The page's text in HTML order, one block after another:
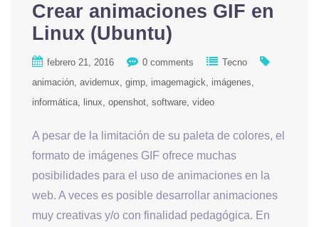
Crear animaciones GIF en
Linux (Ubuntu)
febrero 21, 2016 0 comments
Tecno
animación avidemux gimp imagemagick imágenes
informática
linux openshot software video
A pesar de la limitación de su paleta de colores, el
formato de imágenes GIF ofrece muchas
posibilidades para el uso de animaciones en la
web. A veces es posible desarrollar animaciones
muy creativas y/o con finalidad pedagógica. En